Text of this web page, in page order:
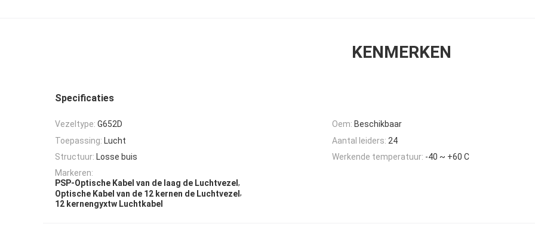
KENMERKEN
Specificaties
Vezeltype: G652D Oem: Beschikbaar
Toepassing: Lucht Aantal leiders: 24
Structuur: Losse buis Werkende temperatuur: -40 ~ +60 C
Markeren:
PSP-Optische Kabel van de laag de Luchtvezel ,
Optische Kabel van de 12 kernen de Luchtvezel ,
12 kernengyxtw Luchtkabel